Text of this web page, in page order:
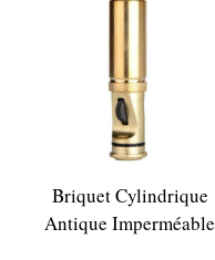
Briquet Cylindrique
Antique Imperméable